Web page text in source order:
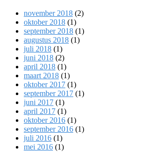
november 2018 (2)
oktober 2018 (1)
september 2018 (1)
augustus 2018 (1)
juli 2018 (1)
juni 2018 (2)
april 2018 (1)
maart 2018 (1)
oktober 2017 (1)
september 2017 (1)
juni 2017 (1)
april 2017 (1)
oktober 2016 (1)
september 2016 (1)
juli 2016 (1)
mei 2016 (1)